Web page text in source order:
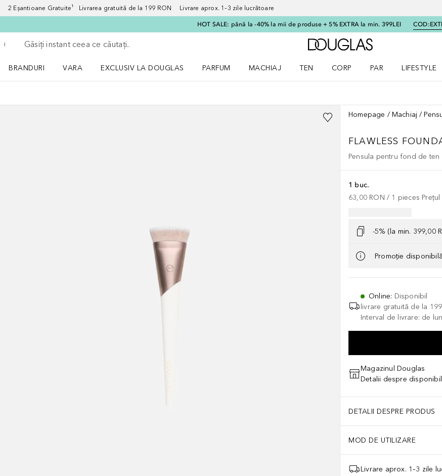
2 Eșantioane Gratuite¹ Livrarea gratuită de la 199 RON Livrare aprox. 1–3 zile lucrătoare
HOT SALE: până la -40% la mii de produse + 5% EXTRA la min. 399LEI COD:
Înapoi
Executați căutarea
Către pagina
BRANDURI
VARA
EXCLUSIV LA DOUGLAS
PARFUM
MACHIAJ
TEN
CORP
PAR
LIFESTYLE
Homepage Machiaj
FLAWLESS
Pensula pentru fond de ten
1 buc.
63,00 RON / 1 pieces
-5% (la min. 399,00
Promoție
Online: Disponibil
livrare gratuită de la
Interval de livrare: de
Magazinul Douglas
Detalii despre
DETALII DESPRE PRODUS
MOD DE UTILIZARE
Livrare aprox. 1–3 zile